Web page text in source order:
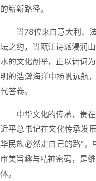
的崭新路径。
当78位来自意大利、
坛之约，当瓯江诗派浸润
水的文化创举，正以诗词
明的浩瀚海洋中扬帆远航
代答卷。
中华文化的传承，贵
近平总书记在文化传承发
华民族必然走自己的路”。
审美旨趣与精神密码，是
体。